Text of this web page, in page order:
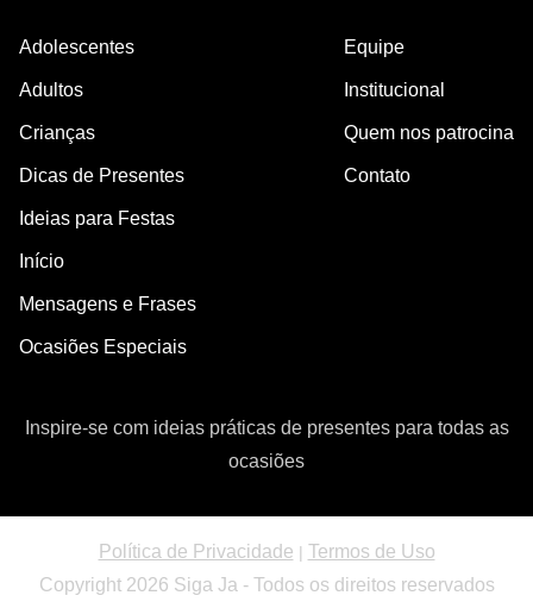
Adolescentes
Adultos
Crianças
Dicas de Presentes
Ideias para Festas
Início
Mensagens e Frases
Ocasiões Especiais
Equipe
Institucional
Quem nos patrocina
Contato
Inspire-se com ideias práticas de presentes para todas as
ocasiões
Política de Privacidade | Termos de Uso
Copyright 2026 Siga Ja - Todos os direitos reservados